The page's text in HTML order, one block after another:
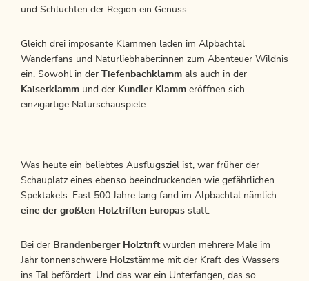
und Schluchten der Region ein Genuss.
Gleich drei imposante Klammen laden im Alpbachtal
Wanderfans und Naturliebhaber:innen zum Abenteuer Wildnis
ein. Sowohl in der Tiefenbachklamm als auch in der
Kaiserklamm und der Kundler Klamm eröffnen sich
einzigartige Naturschauspiele.
Was heute ein beliebtes Ausflugsziel ist, war früher der
Schauplatz eines ebenso beeindruckenden wie gefährlichen
Spektakels. Fast 500 Jahre lang fand im Alpbachtal nämlich
eine der größten Holztriften Europas statt.
Bei der Brandenberger Holztriftwurden mehrere Male im
Jahr tonnenschwere Holzstämme mit der Kraft des Wassers
ins Tal befördert. Und das war ein Unterfangen, das so